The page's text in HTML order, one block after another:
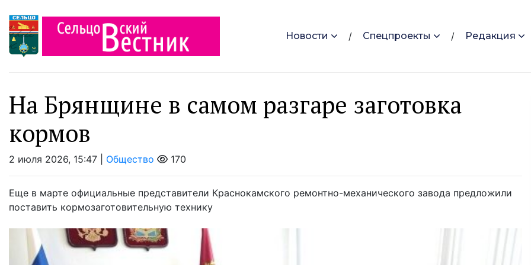
Новости Спецпроекты Редакция
На Брянщине в самом разгаре заготовка
кормов
2 июля 2026, 15:47 | Общество 170
Еще в марте официальные представители Краснокамского ремонтно-механического завода предложили
поставить кормозаготовительную технику